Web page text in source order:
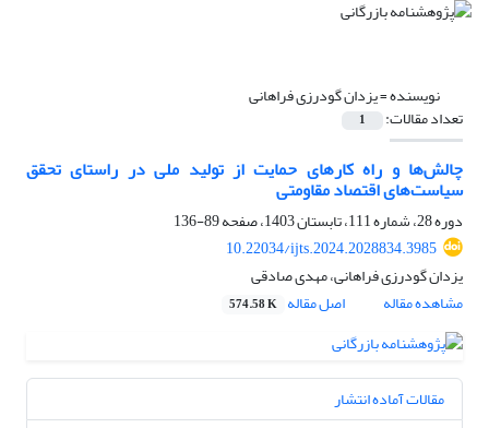
نویسنده =یزدان گودرزی فراهانی
تعداد مقالات: 1
چالش‌ها و راه کارهای حمایت از تولید ملی در راستای تحقق
سیاست‌های اقتصاد مقاومتی
دوره 28، شماره 111، تابستان 1403، صفحه
89-136
10.22034/ijts.2024.2028834.3985
یزدان گودرزی فراهانی، مهدی صادقی
مشاهده مقاله
اصل مقاله 574.58 K
مقالات آماده انتشار